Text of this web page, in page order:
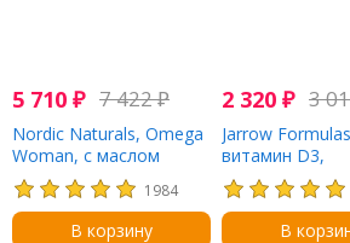
5 710 ₽ 7 422₽
Nordic Naturals, Omega
Woman, с маслом
примулы вечерней, 120
капсул
1984
В корзину
2 320 ₽ 3
Jarrow
витамин D3,
мкг (5000 МЕ),
капсул
В